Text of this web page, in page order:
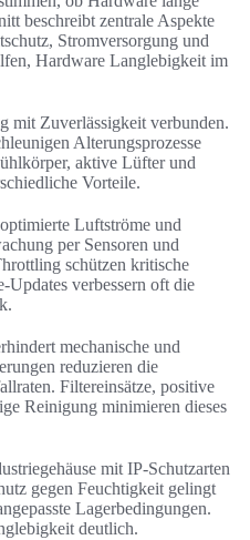
beschreibt zentrale Aspekte
Stromversorgung und
Hardware Langlebigkeit im
mit Zuverlässigkeit verbunden.
Alterungsprozesse
aktive Lüfter und
Vorteile.
Luftströme und
per Sensoren und
schützen kritische
verbessern oft die
mechanische und
reduzieren die
Filtereinsätze, positive
Reinigung minimieren dieses
mit IP-Schutzarten
gegen Feuchtigkeit gelingt
Lagerbedingungen.
deutlich.